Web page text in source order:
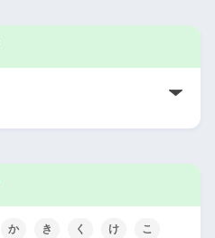
か き く け こ